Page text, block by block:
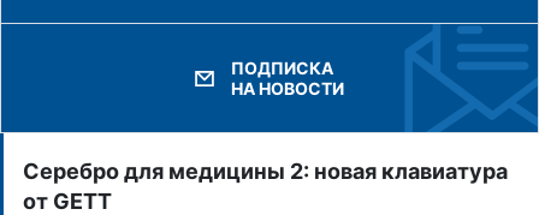
Серебро для медицины 2: новая клавиатура
от GETT
ПОДПИСКА
НА НОВОСТИ